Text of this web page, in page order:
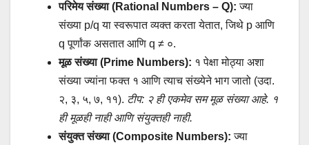
परिमेय संख्या (Rational Numbers – Q): ज्या
संख्या p/q या स्वरूपात व्यक्त करता येतात, जिथे p आणि
q पूर्णांक असतात आणि q ≠ ०.
मूळ संख्या (Prime Numbers): १ पेक्षा मोठ्या अशा
संख्या ज्यांना फक्त १ आणि त्याच संख्येने भाग जातो (उदा.
२, ३, ५, ७, ११). टीप: २ ही एकमेव सम मूळ संख्या आहे. १
ही मूळही नाही आणि संयुक्तही नाही.
संयुक्त संख्या (Composite Numbers): ज्या